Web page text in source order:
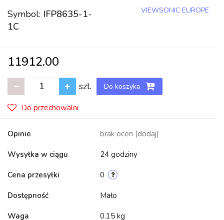
Symbol: IFP8635-1-
1C
VIEWSONIC EUROPE
11912.00
szt. Do koszyka
Do przechowalni
Opinie brak ocen (dodaj)
Wysyłka w ciągu 24 godziny
Cena przesyłki 0
Dostępność Mało
Waga 0.15 kg